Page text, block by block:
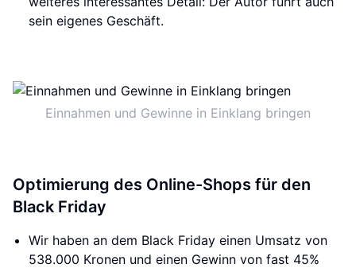
sein eigenes Geschäft.
Einnahmen und Gewinne in Einklang bringen
Optimierung des Online-Shops für den
Black Friday
Wir haben an dem Black Friday einen Umsatz von
538.000 Kronen und einen Gewinn von fast 45%